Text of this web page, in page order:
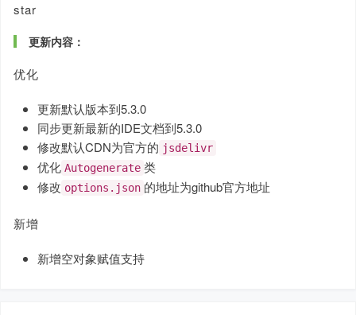
star
更新内容：
优化
更新默认版本到5.3.0
同步更新最新的IDE文档到5.3.0
修改默认CDN为官方的 jsdelivr
优化 Autogenerate 类
修改 options.json 的地址为github官方地址
新增
新增空对象赋值支持